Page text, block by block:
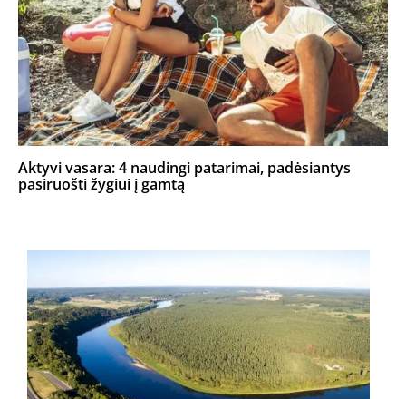
Aktyvi vasara: 4 naudingi patarimai, padėsiantys
pasiruošti žygiui į gamtą